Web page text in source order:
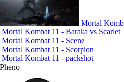
Mortal
Mortal Kombat 11 - Baraka vs Scarlet
Mortal Kombat 11 - Scene
Mortal Kombat 11 - Scorpion
Mortal Kombat 11 - packshot
Pheno